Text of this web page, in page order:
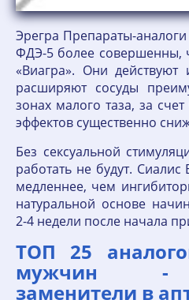
Эрегра Препараты-
ФДЭ-5 более совершенны,
«Виагра». Они действуют
расширяют сосуды
зонах малого таза, за
эффектов существенно
Без сексуальной
работать не будут.
медленнее, чем
натуральной основе
2-4 недели после начала
ТОП 25
мужчин -
заменители в